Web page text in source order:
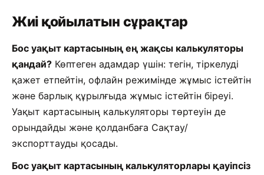
Жиі қойылатын сұрақтар
Бос уақыт картасының ең жақсы калькуляторы
қандай? Көптеген адамдар үшін: тегін, тіркелуді
қажет етпейтін, офлайн режимінде жұмыс істейтін
және барлық құрылғыда жұмыс істейтін біреуі.
Уақыт картасының калькуляторы төртеуін де
орындайды және қолданбаға Сақтау/
экспорттауды қосады.
Бос уақыт картасының калькуляторлары қауіпсіз